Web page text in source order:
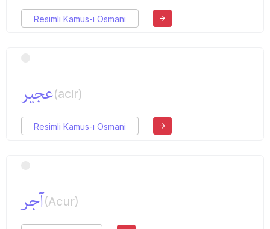
Resimli Kamus-ı Osmani
عجیر(acir)
Resimli Kamus-ı Osmani
آجر(Acur)